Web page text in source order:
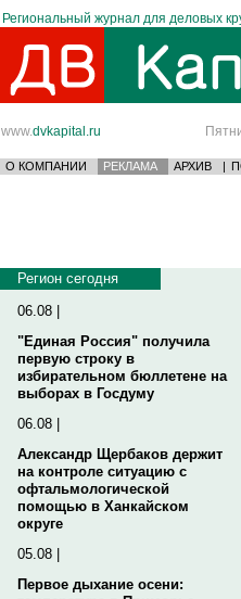
Региональный журнал для деловых
www.dvkapital.ru
О КОМПАНИИ РЕКЛАМА АРХИВ |
Регион сегодня
06.08 |
"Единая Россия" получила
первую строку в
избирательном бюллетене на
выборах в Госдуму
06.08 |
Александр Щербаков держит
на контроле ситуацию с
офтальмологической
помощью в Ханкайском
округе
05.08 |
Первое дыхание осени: